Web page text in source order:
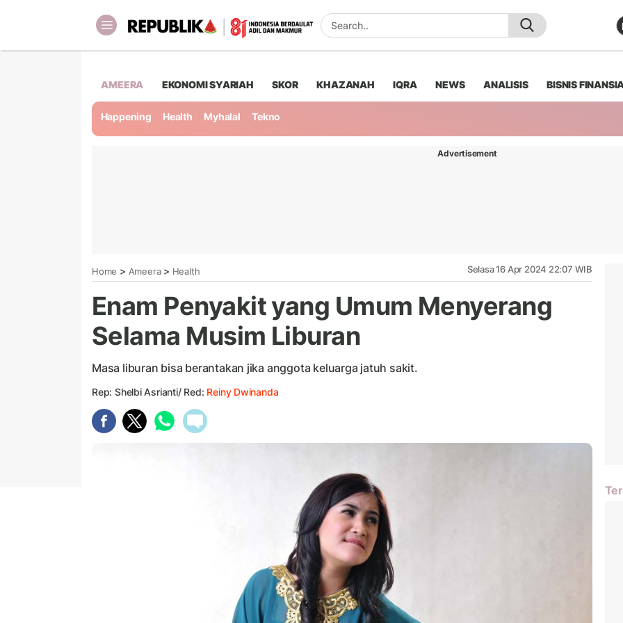
AMEERA EKONOMI SYARIAH SKOR KHAZANAH IQRA NEWS ANALISIS BISNIS
Happening Health Myhalal Tekno
Advertisement
Home > Ameera> Health Selasa 16 Apr 2024 22:07 WIB
Enam Penyakit yang Umum Menyerang
Selama Musim Liburan
Masa liburan bisa berantakan jika anggota keluarga jatuh sakit.
Rep: Shelbi Asrianti/ Red: Reiny Dwinanda